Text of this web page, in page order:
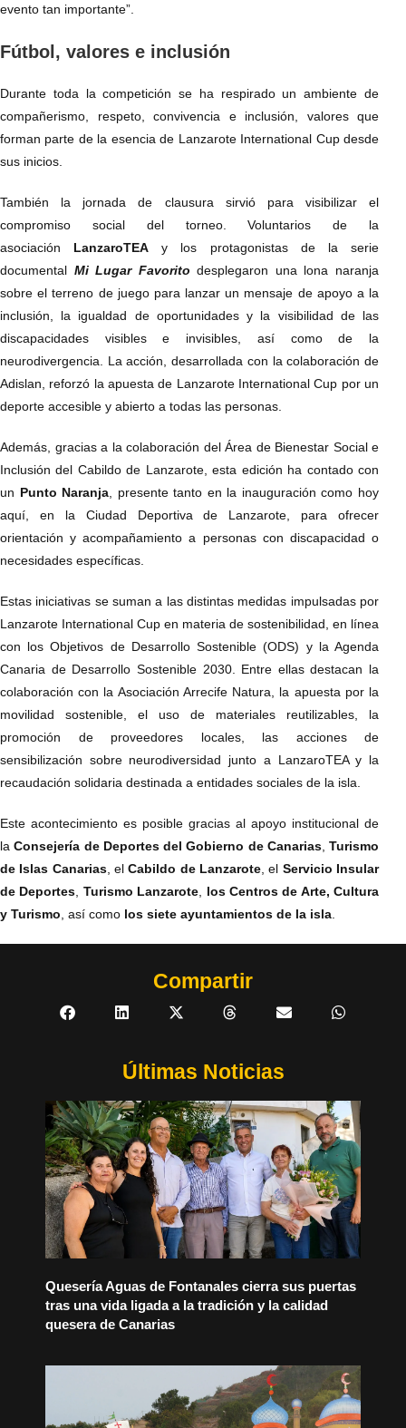
evento tan importante”.
Fútbol, valores e inclusión
Durante toda la competición se ha respirado un ambiente de
compañerismo, respeto, convivencia e inclusión, valores que
forman parte de la esencia de Lanzarote International Cup desde
sus inicios.
También la jornada de clausura sirvió para visibilizar el
compromiso social del torneo. Voluntarios de la
asociación LanzaroTEA y los protagonistas de la serie
documental Mi Lugar Favorito desplegaron una lona naranja
sobre el terreno de juego para lanzar un mensaje de apoyo a la
inclusión, la igualdad de oportunidades y la visibilidad de las
discapacidades visibles e invisibles, así como de la
neurodivergencia. La acción, desarrollada con la colaboración de
Adislan, reforzó la apuesta de Lanzarote International Cup por un
deporte accesible y abierto a todas las personas.
Además, gracias a la colaboración del Área de Bienestar Social e
Inclusión del Cabildo de Lanzarote, esta edición ha contado con
un Punto Naranja , presente tanto en la inauguración como hoy
aquí, en la Ciudad Deportiva de Lanzarote, para ofrecer
orientación y acompañamiento a personas con discapacidad o
necesidades específicas.
Estas iniciativas se suman a las distintas medidas impulsadas por
Lanzarote International Cup en materia de sostenibilidad, en línea
con los Objetivos de Desarrollo Sostenible (ODS) y la Agenda
Canaria de Desarrollo Sostenible 2030. Entre ellas destacan la
colaboración con la Asociación Arrecife Natura, la apuesta por la
movilidad sostenible, el uso de materiales reutilizables, la
promoción de proveedores locales, las acciones de
sensibilización sobre neurodiversidad junto a LanzaroTEA y la
recaudación solidaria destinada a entidades sociales de la isla.
Este acontecimiento es posible gracias al apoyo institucional de
laConsejería de Deportes del Gobierno de Canarias, Turismo
de Islas Canarias, elCabildo de Lanzarote , el Servicio Insular
de Deportes Turismo Lanzarote
los Centros de Arte, Cultura
y Turismo , así como los siete ayuntamientos de la isla
Compartir
Últimas Noticias
Quesería Aguas de Fontanales cierra sus puertas
tras una vida ligada a la tradición y la calidad
quesera de Canarias